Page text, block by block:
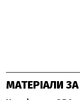
МАТЕРІАЛИ